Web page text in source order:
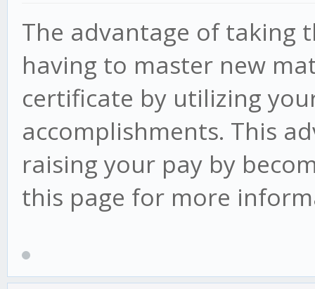
The advantage of taking
having to master new
certificate by utilizing
accomplishments. This
raising your pay by
this page for more